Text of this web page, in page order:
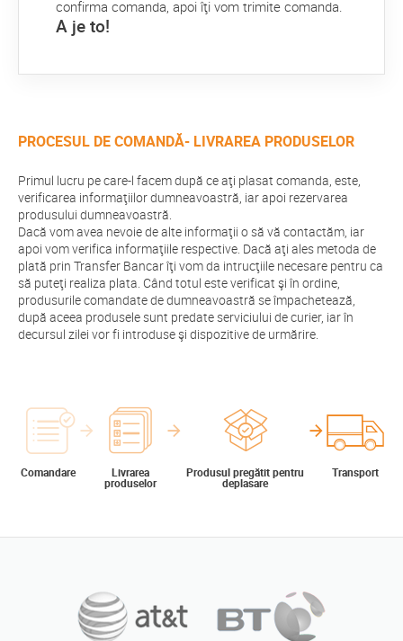
confirma comanda, apoi îţi vom trimite comanda.
A je to!
PROCESUL DE COMANDĂ- LIVRAREA PRODUSELOR
Primul lucru pe care-l facem după ce aţi plasat comanda, este,
verificarea informaţiilor dumneavoastră, iar apoi rezervarea
produsului dumneavoastră.
Dacă vom avea nevoie de alte informaţii o să vă contactăm, iar
apoi vom verifica informaţiile respective. Dacă aţi ales metoda de
plată prin Transfer Bancar îţi vom da intrucţiile necesare pentru ca
să puteţi realiza plata. Când totul este verificat şi în ordine,
produsurile comandate de dumneavoastră se împachetează,
după aceea produsele sunt predate serviciului de curier, iar în
decursul zilei vor fi introduse şi dispozitive de urmărire.
Comandare
Livrarea
produselor
Produsul pregătit pentru
deplasare
Transport